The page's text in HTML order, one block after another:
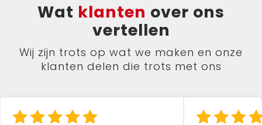
Wat klanten over ons
vertellen
Wij zijn trots op wat we maken en onze
klanten delen die trots met ons